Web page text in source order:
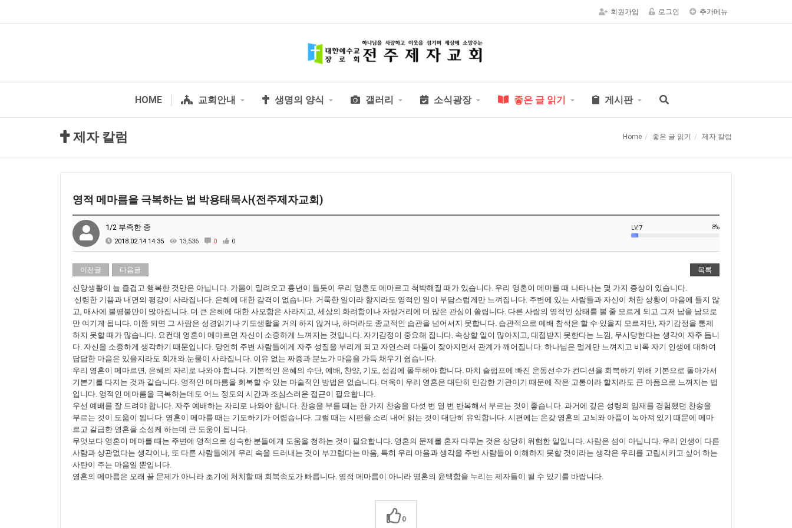
회원가입 로그인 추가메뉴
HOME 교회안내 생명의 양식 갤러리 소식광장 좋은 글 읽기 게시판
제자 칼럼 Home 좋은 글 읽기 제자 칼럼
영적 메마름을 극복하는 법 박용태목사(전주제자교회)
1/2 부족한 종
2018.02.14 14:35 13,536 0 0
LV.7 8%
이전글 다음글 목록
신앙생활이 늘 즐겁고 행복한 것만은 아닙니다. 가뭄이 밀려오고 흉년이 들듯이 우리 영혼도 메마르고 척박해질 때가 있습니다. 우리 영혼이 메마를 때 나타나는 몇 가지 증상이 있습니다.
신령한 기쁨과 내면의 평강이 사라집니다. 은혜에 대한 감격이 없습니다. 거룩한 일이라 할지라도 영적인 일이 부담스럽게만 느껴집니다. 주변에 있는 사람들과 자신이 처한 상황이 마음에 들지 않
고, 매사에 불평불만이 많아집니다. 더 큰 은혜에 대한 사모함은 사라지고, 세상의 화려함이나 자랑거리에 더 많은 관심이 쏠립니다. 다른 사람의 영적인 상태를 볼 줄 모르게 되고 그저 남을 남으로
만 여기게 됩니다. 이쯤 되면 그 사람은 성경읽기나 기도생활을 거의 하지 않거나, 하더라도 종교적인 습관을 넘어서지 못합니다. 습관적으로 예배 참석은 할 수 있을지 모르지만, 자기감정을 통제
하지 못할 때가 많습니다. 요컨대 영혼이 메마르면 자신이 소중하게 느껴지는 것입니다. 자기감정이 중요해 집니다. 속상할 일이 많아지고, 대접받지 못한다는 느낌, 무시당한다는 생각이 자주 듭니
다. 자신을 소중하게 생각하기 때문입니다. 당연히 주변 사람들에게 자주 성질을 부리게 되고 자연스레 다툼이 잦아지면서 관계가 깨어집니다. 하나님은 멀게만 느껴지고 비록 자기 인생에 대하여
답답한 마음은 있을지라도 회개와 눈물이 사라집니다. 이유 없는 짜증과 분노가 마음을 가득 채우기 쉽습니다.
우리 영혼이 메마르면, 은혜의 자리로 나와야 합니다. 기본적인 은혜의 수단, 예배, 찬양, 기도, 섬김에 몰두해야 합니다. 마치 슬럼프에 빠진 운동선수가 컨디션을 회복하기 위해 기본으로 돌아가서
기본기를 다지는 것과 같습니다. 영적인 메마름을 회복할 수 있는 마술적인 방법은 없습니다. 더욱이 우리 영혼은 대단히 민감한 기관이기 때문에 작은 고통이라 할지라도 큰 아픔으로 느껴지는 법
입니다. 영적인 메마름을 극복하는데도 어느 정도의 시간과 조심스러운 접근이 필요합니다.
우선 예배를 잘 드려야 합니다. 자주 예배하는 자리로 나와야 합니다. 찬송을 부를 때는 한 가지 찬송을 다섯 번 열 번 반복해서 부르는 것이 좋습니다. 과거에 깊은 성령의 임재를 경험했던 찬송을
부르는 것이 도움이 됩니다. 영혼이 메마를 때는 기도하기가 어렵습니다. 그럴 때는 시편을 소리 내어 읽는 것이 대단히 유익합니다. 시편에는 온갖 영혼의 고뇌와 아픔이 녹아져 있기 때문에 메마
르고 갈급한 영혼을 소성케 하는데 큰 도움이 됩니다.
무엇보다 영혼이 메마를 때는 주변에 영적으로 성숙한 분들에게 도움을 청하는 것이 필요합니다. 영혼의 문제를 혼자 다루는 것은 상당히 위험한 일입니다. 사람은 섬이 아닙니다. 우리 인생이 다른
사람과 상관없다는 생각이나, 또 다른 사람들에게 우리 속을 드러내는 것이 부끄럽다는 마음, 특히 우리 마음과 생각을 주변 사람들이 이해하지 못할 것이라는 생각은 우리를 고립시키고 싶어 하는
사탄이 주는 마음일 뿐입니다.
영혼의 메마름은 오래 끌 문제가 아니라 초기에 처치할 때 회복속도가 빠릅니다. 영적 메마름이 아니라 영혼의 윤택함을 누리는 제자들이 될 수 있기를 바랍니다.
0